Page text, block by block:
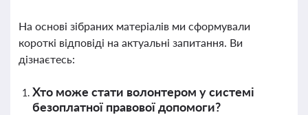
На основі зібраних матеріалів ми сформували
короткі відповіді на актуальні запитання. Ви
дізнаєтесь:
Хто може стати волонтером у системі
безоплатної правової допомоги?